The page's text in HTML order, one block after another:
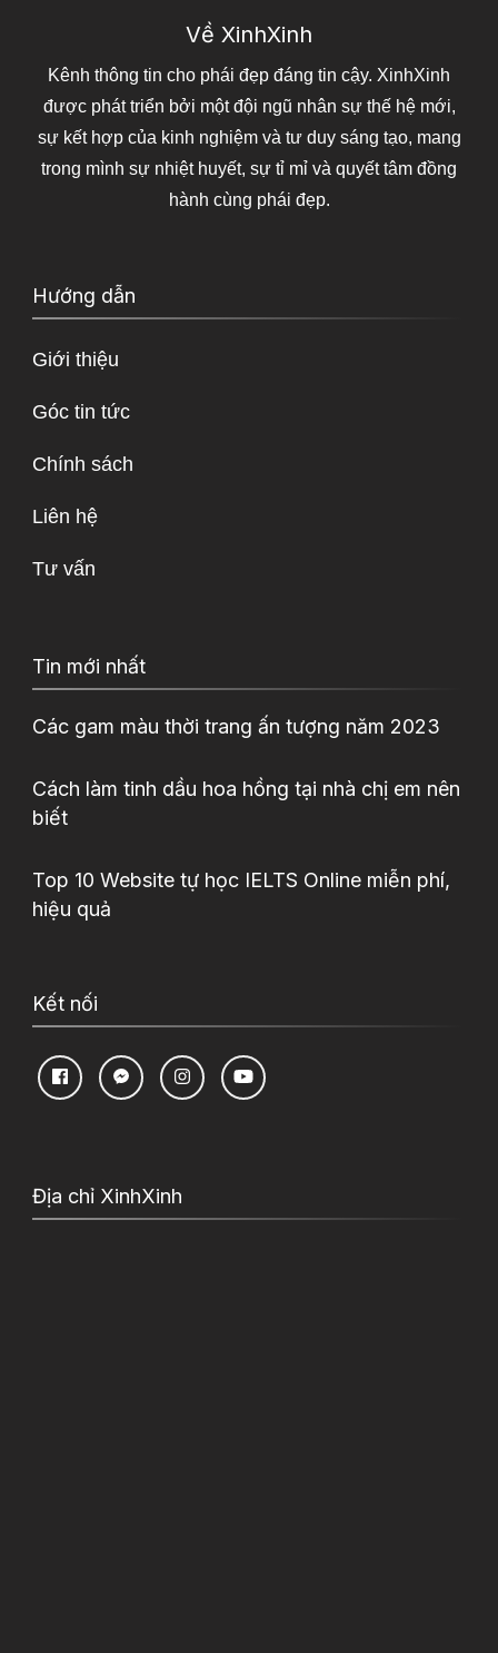
Về XinhXinh
Kênh thông tin cho phái đẹp đáng tin cậy. XinhXinh
được phát triển bởi một đội ngũ nhân sự thế hệ mới,
sự kết hợp của kinh nghiệm và tư duy sáng tạo, mang
trong mình sự nhiệt huyết, sự tỉ mỉ và quyết tâm đồng
hành cùng phái đẹp.
Hướng dẫn
Giới thiệu
Góc tin tức
Chính sách
Liên hệ
Tư vấn
Tin mới nhất
Các gam màu thời trang ấn tượng năm 2023
Cách làm tinh dầu hoa hồng tại nhà chị em nên
biết
Top 10 Website tự học IELTS Online miễn phí,
hiệu quả
Kết nối
Địa chỉ XinhXinh